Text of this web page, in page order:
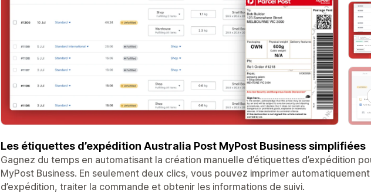
Les étiquettes d’expédition Australia Post MyPost Business simplifiées
Gagnez du temps en automatisant la création manuelle d’étiquettes d’expédition
MyPost Business. En seulement deux clics, vous pouvez imprimer
d’expédition, traiter la commande et obtenir les informations de suivi.